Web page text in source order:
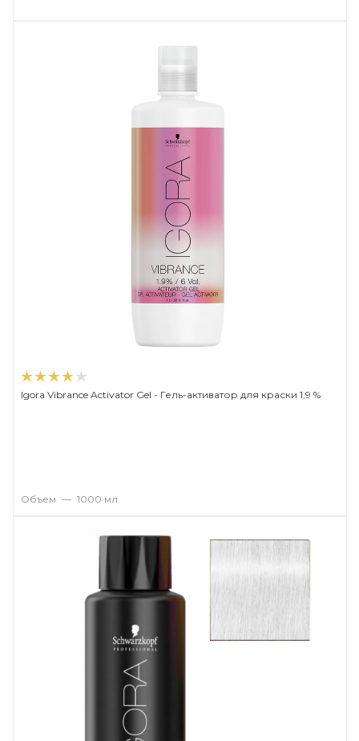
Igora Vibrance Activator Gel - Гель-активатор для краски 1,9 %
Объем — 1000 мл